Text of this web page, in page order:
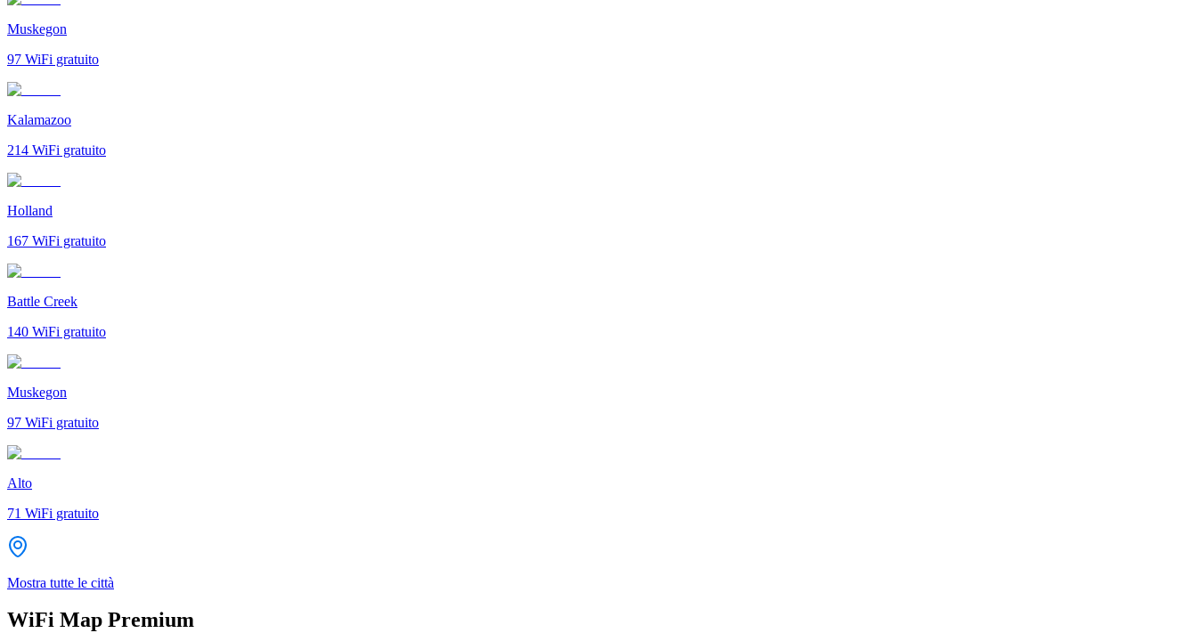
Muskegon
97 WiFi gratuito
Kalamazoo
214 WiFi gratuito
Holland
167 WiFi gratuito
Battle Creek
140 WiFi gratuito
Muskegon
97 WiFi gratuito
Alto
71 WiFi gratuito
Mostra tutte le città
WiFi Map Premium